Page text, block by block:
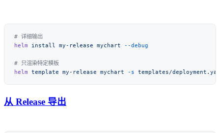
helm install my-release mychart
helm template my-release mychart -s
从 Release 导出